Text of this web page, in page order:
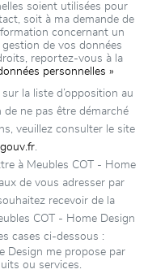
soient utilisées pour
soit à ma demande de
concernant un
de vos données
reportez-vous à la
personnelles »
la liste d’opposition au
de ne pas être démarché
veuillez consulter le site
.
à Meubles COT - Home
de vous adresser par
recevoir de la
COT - Home Design
cases ci-dessous :
Design me propose par
ou services.